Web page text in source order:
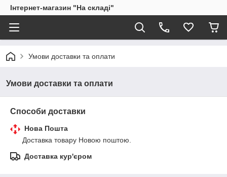
Інтернет-магазин "На складі"
Умови доставки та оплати
Умови доставки та оплати
Способи доставки
Нова Пошта
Доставка товару Новою поштою.
Доставка кур'єром